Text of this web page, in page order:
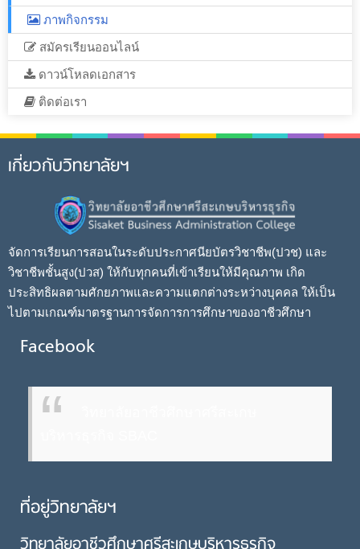
ภาพกิจกรรม
สมัครเรียนออนไลน์
ดาวน์โหลดเอกสาร
ติดต่อเรา
เกี่ยวกับวิทยาลัยฯ
จัดการเรียนการสอนในระดับประกาศนียบัตรวิชาชีพ(ปวช) และ
วิชาชีพชั้นสูง(ปวส) ให้กับทุกคนที่เข้าเรียนให้มีคุณภาพ เกิด
ประสิทธิผลตามศักยภาพและความแตกต่างระหว่างบุคคล ให้เป็น
ไปตามเกณฑ์มาตรฐานการจัดการการศึกษาของอาชีวศึกษา
Facebook
ที่อยู่วิทยาลัยฯ